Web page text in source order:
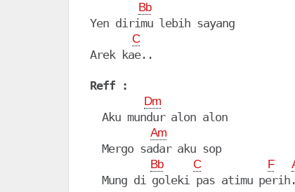
Bb
Yen dirimu lebih sayang
C
Arek kae..
Reff :
Dm
  Aku mundur alon alon
Am
  Mergo sadar aku sop
Bb C F
Mung di goleki pas atimu